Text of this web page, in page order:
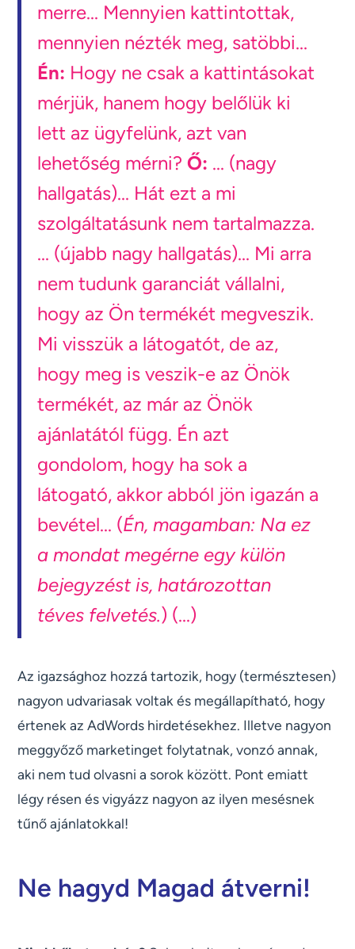
merre... Mennyien kattintottak,
mennyien nézték meg, satöbbi...
Én: Hogy ne csak a kattintásokat
mérjük, hanem hogy belőlük ki
lett az ügyfelünk, azt van
lehetőség mérni?Ő: ... (nagy
hallgatás)... Hát ezt a mi
szolgáltatásunk nem tartalmazza.
... (újabb nagy hallgatás)... Mi arra
nem tudunk garanciát vállalni,
hogy az Ön termékét megveszik.
Mi visszük a látogatót, de az,
hogy meg is veszik-e az Önök
termékét, az már az Önök
ajánlatától függ. Én azt
gondolom, hogy ha sok a
látogató, akkor abból jön igazán a
bevétel... (Én, magamban: Na ez
a mondat megérne egy külön
bejegyzést is, határozottan
téves felvetés.) (...)
Az igazsághoz hozzá tartozik, hogy (természtesen)
nagyon udvariasak voltak és megállapítható, hogy
értenek az AdWords hirdetésekhez. Illetve nagyon
meggyőző marketinget folytatnak, vonzó annak,
aki nem tud olvasni a sorok között. Pont emiatt
légy résen és vigyázz nagyon az ilyen mesésnek
tűnő ajánlatokkal!
Ne hagyd Magad átverni!